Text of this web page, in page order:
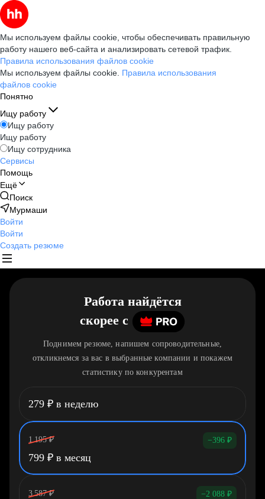
Мы используем файлы cookie, чтобы обеспечивать правильную
работу нашего веб-сайта и анализировать сетевой трафик.
Правила использования файлов cookie
Мы используем файлы cookie. Правила использования
файлов cookie
Понятно
Ищу работу
Ищу работу
Ищу работу
Ищу сотрудника
Сервисы
Помощь
Ещё
Поиск
Мурмаши
Войти
Войти
Создать резюме
Работа найдётся
скорее c
Поднимем резюме, напишем сопроводительные,
откликнемся за вас в выбранные компании и покажем
статистику по конкурентам
279 ₽ в неделю
1 195 ₽ −396 ₽
799 ₽ в месяц
3 587 ₽ −2 088 ₽